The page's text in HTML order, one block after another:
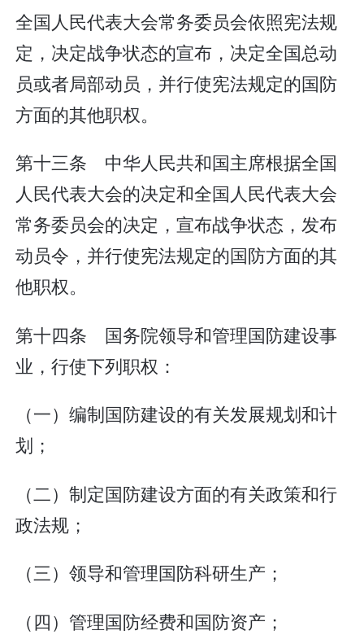
全国人民代表大会常务委员会依照宪法规
定，决定战争状态的宣布，决定全国总动
员或者局部动员，并行使宪法规定的国防
方面的其他职权。
第十三条 中华人民共和国主席根据全国
人民代表大会的决定和全国人民代表大会
常务委员会的决定，宣布战争状态，发布
动员令，并行使宪法规定的国防方面的其
他职权。
第十四条 国务院领导和管理国防建设事
业，行使下列职权：
（一）编制国防建设的有关发展规划和计
划；
（二）制定国防建设方面的有关政策和行
政法规；
（三）领导和管理国防科研生产；
（四）管理国防经费和国防资产；